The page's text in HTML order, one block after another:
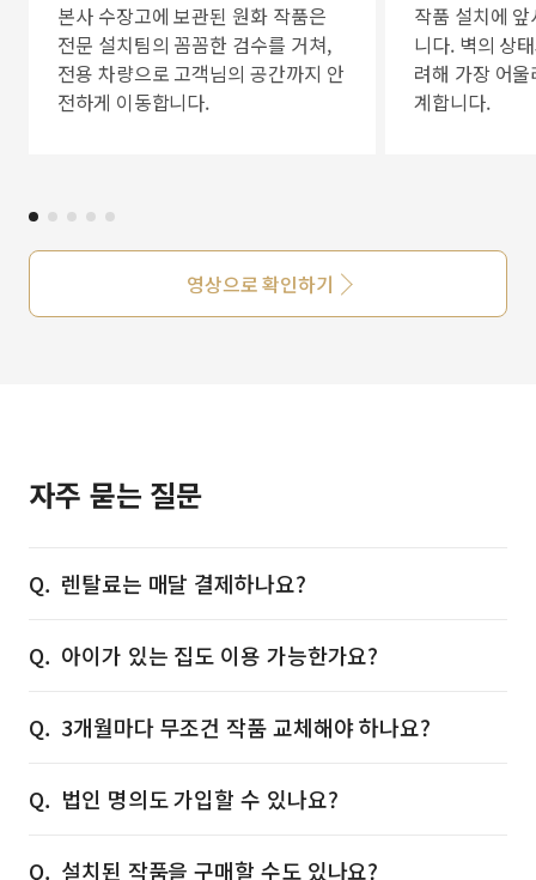
본사 수장고에 보관된 원화 작품은
전문 설치팀의 꼼꼼한 검수를 거쳐,
전용 차량으로 고객님의 공간까지 안
전하게 이동합니다.
작품 설치에
니다. 벽의 상
려해 가장 어
계합니다.
영상으로 확인하기
자주 묻는 질문
렌탈료는 매달 결제하나요?
아이가 있는 집도 이용 가능한가요?
3개월마다 무조건 작품 교체해야 하나요?
법인 명의도 가입할 수 있나요?
설치된 작품을 구매할 수도 있나요?